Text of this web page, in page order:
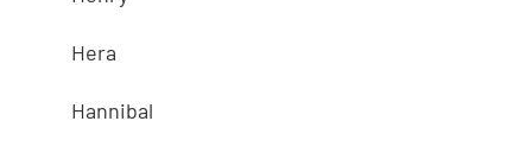
Hera
Hannibal